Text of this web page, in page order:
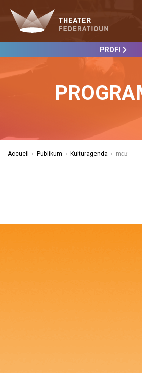
PROFI
Accueil › Publikum › Kulturagenda › mɛʁ